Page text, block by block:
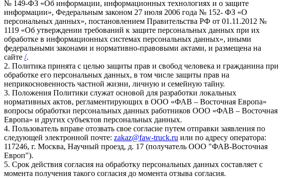
№ 149-ФЗ «Об информации, информационных технологиях и о защите
информации», Федеральным законом 27 июля 2006 года № 152- ФЗ «О
персональных данных», постановлением Правительства РФ от 01.11.2012 №
1119 «Об утверждении требований к защите персональных данных при их
обработке в информационных системах персональных данных», иными
федеральными законами и нормативно-правовыми актами, и размещена на
сайте /.
2. Политика принята с целью защиты прав и свобод человека и гражданина при
обработке его персональных данных, в том числе защиты прав на
неприкосновенность частной жизни, личную и семейную тайну.
3. Положения Политики служат основой для разработки локальных
нормативных актов, регламентирующих в ООО «ФАВ – Восточная Европа»
вопросы обработки персональных данных работников ООО «ФАВ – Восточная
Европа» и других субъектов персональных данных.
4. Пользователь вправе отозвать свое согласие путем отправки заявления по
следующей электронной почте: zakaz@faw-truck.ru или по адресу оператора:
117246, г. Москва, Научный проезд, д. 17 (получатель ООО "ФАВ-Восточная
Европ").
5. Срок действия согласия на обработку персональных данных составляет с
момента получения такого согласия до момента отзыва согласия.